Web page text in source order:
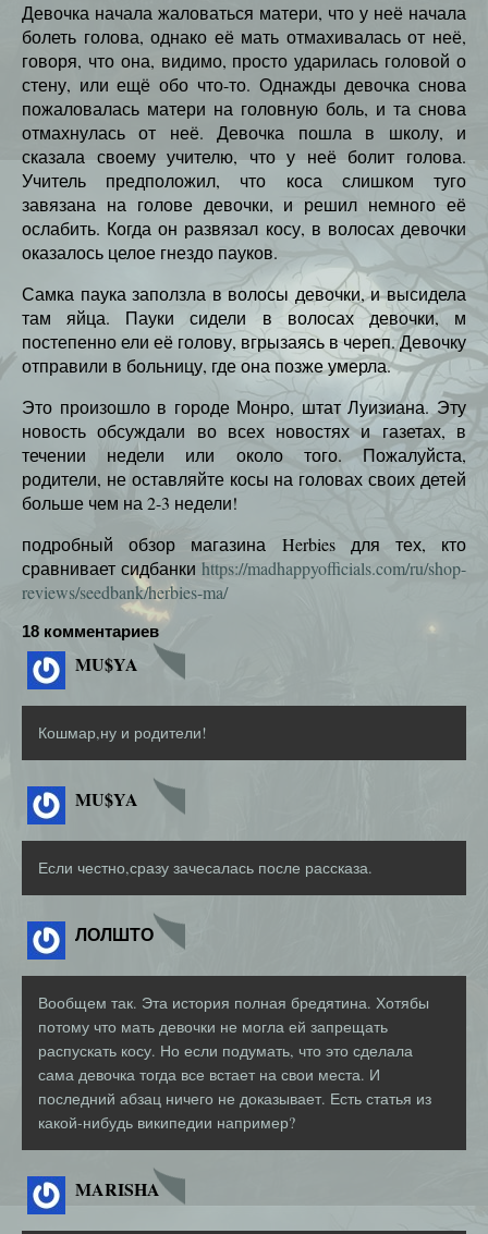
Девочка начала жаловаться матери, что у неё начала
болеть голова, однако её мать отмахивалась от неё,
говоря, что она, видимо, просто ударилась головой о
стену, или ещё обо что-то. Однажды девочка снова
пожаловалась матери на головную боль, и та снова
отмахнулась от неё. Девочка пошла в школу, и
сказала своему учителю, что у неё болит голова.
Учитель предположил, что коса слишком туго
завязана на голове девочки, и решил немного её
ослабить. Когда он развязал косу, в волосах девочки
оказалось целое гнездо пауков.
Самка паука заползла в волосы девочки, и высидела
там яйца. Пауки сидели в волосах девочки, м
постепенно ели её голову, вгрызаясь в череп. Девочку
отправили в больницу, где она позже умерла.
Это произошло в городе Монро, штат Луизиана. Эту
новость обсуждали во всех новостях и газетах, в
течении недели или около того. Пожалуйста,
родители, не оставляйте косы на головах своих детей
больше чем на 2-3 недели!
подробный обзор магазина Herbies для тех, кто
сравнивает сидбанки https://madhappyofficials.com/ru/shop-
reviews/seedbank/herbies-ma/
18 комментариев
MU$YA
Кошмар,ну и родители!
MU$YA
Если честно,сразу зачесалась после рассказа.
ЛОЛШТО
Вообщем так. Эта история полная бредятина. Хотябы
потому что мать девочки не могла ей запрещать
распускать косу. Но если подумать, что это сделала
сама девочка тогда все встает на свои места. И
последний абзац ничего не доказывает. Есть статья из
какой-нибудь википедии например?
MARISHA